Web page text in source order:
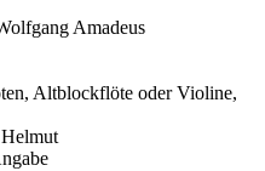
Amadeus
Altblockflöte oder Violine,